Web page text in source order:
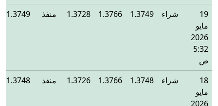
19
مايو
2026
5:32
ص
شراء 1.3749
1.3766
1.3728 منفذ 1.3749
18
مايو
2026
شراء 1.3748
1.3766
1.3726 منفذ 1.3748